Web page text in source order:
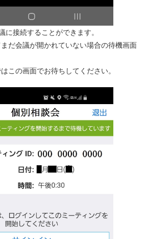
に接続することができます。
だ会議が開かれていない場合の待機画面
この画面でお待ちしてください。